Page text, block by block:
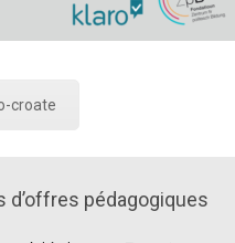
croate
d’offres pédagogiques